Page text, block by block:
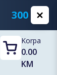
300 KM
Korpa
0.00
KM